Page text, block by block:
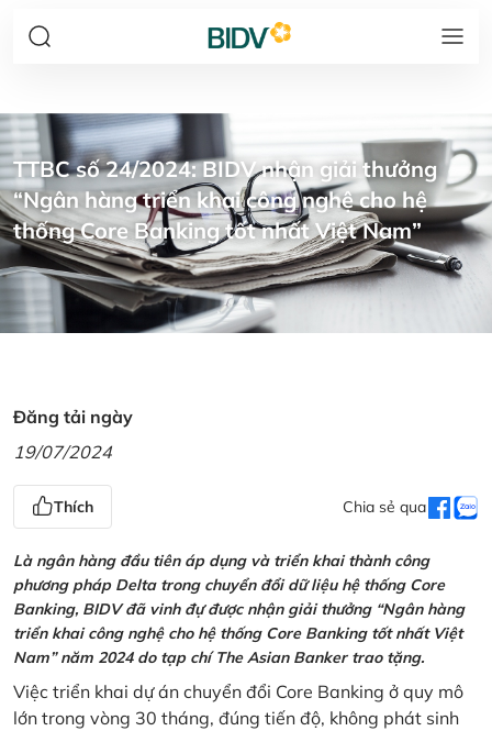
TTBC số 24/2024: BIDV nhận giải thưởng
“Ngân hàng triển khai công nghệ cho hệ
thống Core Banking tốt nhất Việt Nam”
Đăng tải ngày
19/07/2024
Thích Chia sẻ qua
Là ngân hàng đầu tiên áp dụng và triển khai thành công
phương pháp Delta trong chuyển đổi dữ liệu hệ thống Core
Banking, BIDV đã vinh đự được nhận giải thưởng “Ngân hàng
triển khai công nghệ cho hệ thống Core Banking tốt nhất Việt
Nam” năm 2024 do tạp chí The Asian Banker trao tặng.
Việc triển khai dự án chuyển đổi Core Banking ở quy mô
lớn trong vòng 30 tháng, đúng tiến độ, không phát sinh